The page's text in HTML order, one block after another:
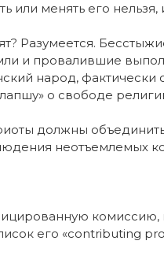
менять его нельзя,
Разумеется.
и провалившие
народ, фактически
о свободе
должны объединить
неотъемлемых
его «contributing